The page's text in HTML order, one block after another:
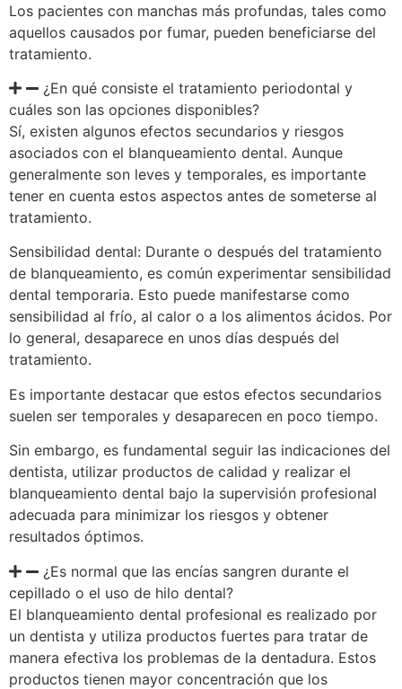
Los pacientes con manchas más profundas, tales como
aquellos causados por fumar, pueden beneficiarse del
tratamiento.
¿En qué consiste el tratamiento periodontal y
cuáles son las opciones disponibles?
Sí, existen algunos efectos secundarios y riesgos
asociados con el blanqueamiento dental. Aunque
generalmente son leves y temporales, es importante
tener en cuenta estos aspectos antes de someterse al
tratamiento.
Sensibilidad dental: Durante o después del tratamiento
de blanqueamiento, es común experimentar sensibilidad
dental temporaria. Esto puede manifestarse como
sensibilidad al frío, al calor o a los alimentos ácidos. Por
lo general, desaparece en unos días después del
tratamiento.
Es importante destacar que estos efectos secundarios
suelen ser temporales y desaparecen en poco tiempo.
Sin embargo, es fundamental seguir las indicaciones del
dentista, utilizar productos de calidad y realizar el
blanqueamiento dental bajo la supervisión profesional
adecuada para minimizar los riesgos y obtener
resultados óptimos.
¿Es normal que las encías sangren durante el
cepillado o el uso de hilo dental?
El blanqueamiento dental profesional es realizado por
un dentista y utiliza productos fuertes para tratar de
manera efectiva los problemas de la dentadura. Estos
productos tienen mayor concentración que los